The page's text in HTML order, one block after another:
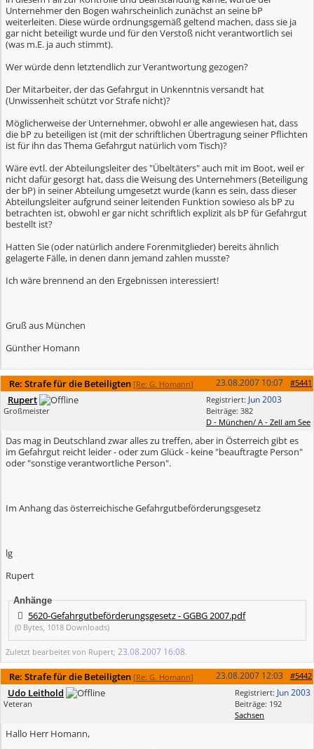
Unternehmer den Bogen wahrscheinlich zunächst an seine bP
weiterleiten. Diese würde ordnungsgemäß geltend machen, dass sie ja
gar nicht beteiligt wurde und für den Verstoß nicht verantwortlich sei
(was m.E. ja auch stimmt).
Wer würde denn letztendlich zur Verantwortung gezogen?
Der Mitarbeiter, der das Gefahrgut in Unkenntnis versandt hat
(Unwissenheit schützt vor Strafe nicht)?
Möglicherweise der Unternehmer, obwohl er alle angewiesen hat, dass
die bP zu beteiligen ist (mit der schriftlichen Übertragung seiner Pflichten
ist für ihn das Thema Gefahrgut natürlich vom Tisch)?
Wäre evtl. der Abteilungsleiter des "Übeltäters" auch mit im Boot, weil er
nicht dafür gesorgt hat, dass die Weisung des Unternehmers (Beteiligung
der bP) in seiner Abteilung umgesetzt wurde (kann es sein, dass dieser
Abteilungsleiter aufgrund seiner leitenden Funktion sowieso als bP zu
betrachten ist, obwohl er gar nicht schriftlich explizit als bP für Gefahrgut
bestellt ist?
Hatten Sie (oder natürlich andere Forenmitglieder) bereits ähnlich
gelagerte Fälle, in denen dann jemand zahlen musste?
Ich wäre brennend an den Ergebnissen interessiert!
Gruß aus München
Günther Homann
Re: Strafe für die Beteiligten [Re: G. Homann] #5441
23.08.2007 10:07
Registriert: Jun 2003
Beiträge: 382
D - München/ A - Zell am See
Rupert
Großmeister
Das mag in Deutschland zwar alles zu treffen, aber in Österreich gibt es
im Gefahrgut reicht leider - oder zum Glück - keine "beauftragte Person"
oder "sonstige verantwortliche Person".
Im Anhang das österreichische Gefahrgutbeförderungsgesetz
lg
Rupert
Anhänge
5620-Gefahrgutbeförderungsgesetz - GGBG 2007.pdf
(0 Bytes, 1018 Downloads)
Zuletzt bearbeitet von Rupert; 23.08.2007 16:08.
Re: Strafe für die Beteiligten [Re: G. Homann] #5442
23.08.2007 12:03
Registriert: Jun 2003
Beiträge: 192
Sachsen
Udo Leithold
Veteran
Hallo Herr Homann,